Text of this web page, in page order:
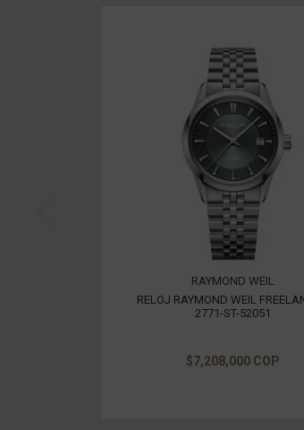
RAYMOND WEIL
RELOJ RAYMOND WEIL
2771-ST-52051
$7,208,000 COP